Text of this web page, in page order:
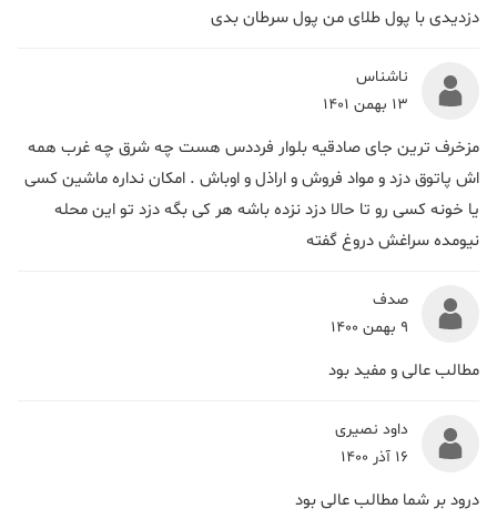
دزدیدی با پول طلای من پول سرطان بدی
ناشناس
13 بهمن 1401
مزخرف ترین جای صادقیه بلوار فرددس هست چه شرق چه غرب همه
اش پاتوق دزد و مواد فروش و اراذل و اوباش . امکان نداره ماشین کسی
یا خونه کسی رو تا حالا دزد نزده باشه هر کی بگه دزد تو این محله
نیومده سراغش دروغ گفته
صدف
9 بهمن 1400
مطالب عالی و مفید بود
داود نصیری
16 آذر 1400
درود بر شما مطالب عالی بود